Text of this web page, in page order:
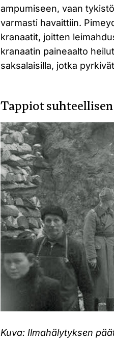
ampumiseen, vaan
varmasti havaittiin.
kranaatit, joitten
kranaatin paineaalto
saksalaisilla, jotka
Tappiot
Kuva: Ilmahälytyksen